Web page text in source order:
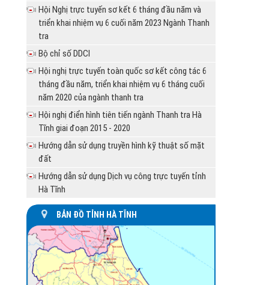
số cơ sở nhà, đất dôi...
Thông báo Kết luận thanh tra chuyên đề một
Sở Nội vụ trả lời đơn khiếu nại của bà Phan
Thị Thúy Hằng
ông Lê Đăng Kiên,...
UBND tỉnh chỉ đạo giải quyết đơn tố cáo của
UBND huyện Hương Khê trả lời kiến nghị của
ông Lưu Ngọc Hà, ở xã...
UBND tỉnh Hà Tĩnh tổ chức họp cho ý kiến xử
Hội Nghị trực tuyến sơ kết 6 tháng đầu năm và
triển khai nhiệm vụ 6 cuối năm 2023 Ngành Thanh
tra
Bộ chỉ số DDCI
Hội nghị trực tuyến toàn quốc sơ kết công tác 6
tháng đầu năm, triển khai nhiệm vụ 6 tháng cuối
năm 2020 của ngành thanh tra
Hội nghị điển hình tiên tiến ngành Thanh tra Hà
Tĩnh giai đoạn 2015 - 2020
Hướng dẫn sử dụng truyền hình kỹ thuật số mặt
đất
Hướng dẫn sử dụng Dịch vụ công trực tuyến tỉnh
Hà Tĩnh
BẢN ĐỒ TỈNH HÀ TĨNH